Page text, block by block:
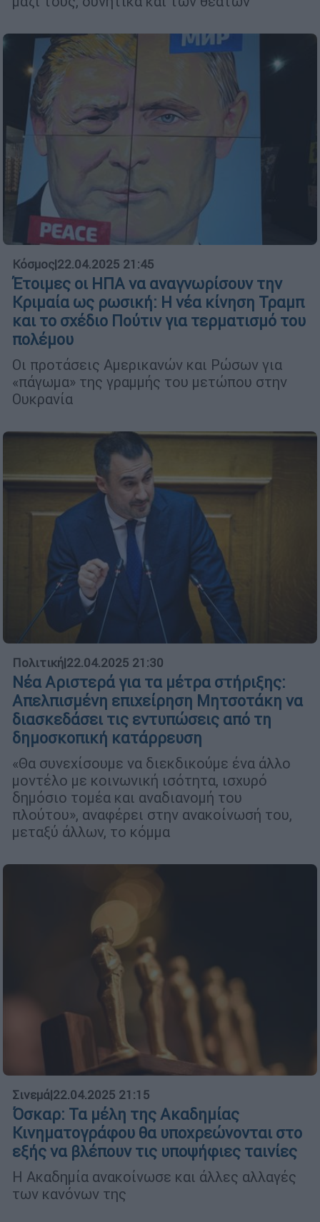
Κόσμος|22.04.2025 21:45
Έτοιμες οι ΗΠΑ να αναγνωρίσουν την
Κριμαία ως ρωσική: Η νέα κίνηση Τραμπ
και το σχέδιο Πούτιν για τερματισμό του
πολέμου
Οι προτάσεις Αμερικανών και Ρώσων για
«πάγωμα» της γραμμής του μετώπου στην
Ουκρανία
Πολιτική|22.04.2025 21:30
Νέα Αριστερά για τα μέτρα στήριξης:
Απελπισμένη επιχείρηση Μητσοτάκη να
διασκεδάσει τις εντυπώσεις από τη
δημοσκοπική κατάρρευση
«Θα συνεχίσουμε να διεκδικούμε ένα άλλο
μοντέλο με κοινωνική ισότητα, ισχυρό
δημόσιο τομέα και αναδιανομή του
πλούτου», αναφέρει στην ανακοίνωσή του,
μεταξύ άλλων, το κόμμα
Σινεμά|22.04.2025 21:15
Όσκαρ: Τα μέλη της Ακαδημίας
Κινηματογράφου θα υποχρεώνονται στο
εξής να βλέπουν τις υποψήφιες ταινίες
Η Ακαδημία ανακοίνωσε και άλλες αλλαγές
των κανόνων της